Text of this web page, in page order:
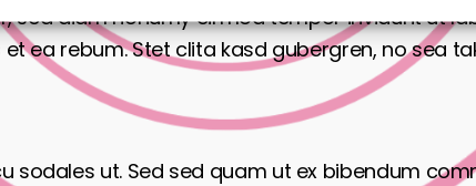
sed diam nonumy eirmod tempor invidunt ut
ea rebum. Stet clita kasd gubergren, no sea
ut. Sed sed quam ut ex bibendum